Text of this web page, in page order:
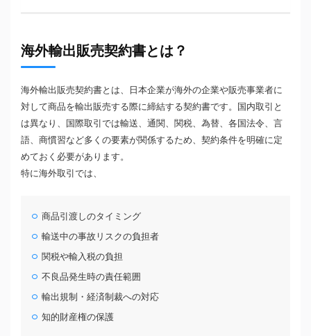
海外輸出販売契約書とは？
海外輸出販売契約書とは、日本企業が海外の企業や販売事業者に
対して商品を輸出販売する際に締結する契約書です。国内取引と
は異なり、国際取引では輸送、通関、関税、為替、各国法令、言
語、商慣習など多くの要素が関係するため、契約条件を明確に定
めておく必要があります。
特に海外取引では、
商品引渡しのタイミング
輸送中の事故リスクの負担者
関税や輸入税の負担
不良品発生時の責任範囲
輸出規制・経済制裁への対応
知的財産権の保護